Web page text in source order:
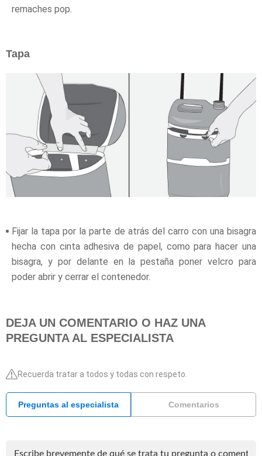
remaches pop.
Tapa
Fijar la tapa por la parte de atrás del carro con una bisagra
hecha con cinta adhesiva de papel, como para hacer una
bisagra, y por delante en la pestaña poner velcro para
poder abrir y cerrar el contenedor.
DEJA UN COMENTARIO O HAZ UNA
PREGUNTA AL ESPECIALISTA
Recuerda tratar a todos y todas con respeto.
Preguntas al especialista Comentarios